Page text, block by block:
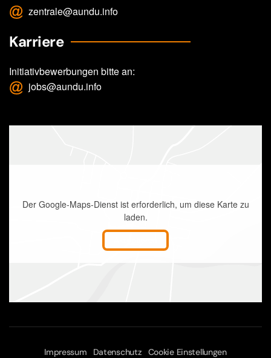
zentrale@aundu.info
Karriere
Initiativbewerbungen bitte an:
jobs@aundu.info
Der Google-Maps-Dienst ist erforderlich, um diese Karte zu
laden.
Impressum Datenschutz Cookie Einstellungen